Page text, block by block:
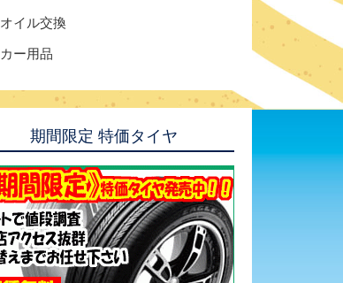
オイル交換
カー用品
期間限定 特価タイヤ